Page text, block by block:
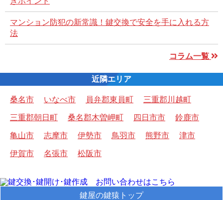
マンション防犯の新常識！鍵交換で安全を手に入れる方
法
コラム一覧
近隣エリア
桑名市 いなべ市 員弁郡東員町 三重郡川越町
三重郡朝日町 桑名郡木曽岬町 四日市市 鈴鹿市
亀山市 志摩市 伊勢市 鳥羽市 熊野市 津市
伊賀市 名張市 松阪市
鍵屋の鍵猿トップ